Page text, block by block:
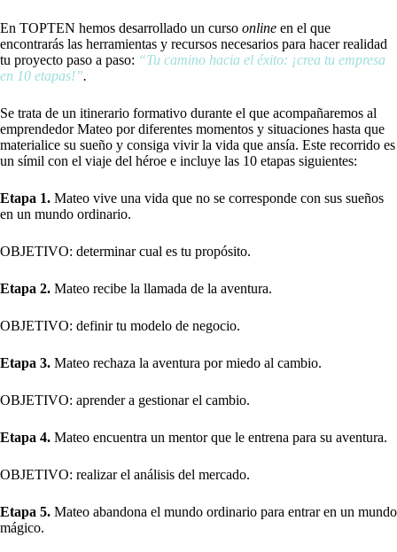
En TOPTEN hemos desarrollado un curso online en el que
encontrarás las herramientas y recursos necesarios para hacer realidad
tu proyecto paso a paso: “Tu camino hacia el éxito: ¡crea tu empresa
en 10 etapas!”.
Se trata de un itinerario formativo durante el que acompañaremos al
emprendedor Mateo por diferentes momentos y situaciones hasta que
materialice su sueño y consiga vivir la vida que ansía. Este recorrido es
un símil con el viaje del héroe e incluye las 10 etapas siguientes:
Etapa 1. Mateo vive una vida que no se corresponde con sus sueños
en un mundo ordinario.
OBJETIVO: determinar cual es tu propósito.
Etapa 2. Mateo recibe la llamada de la aventura.
OBJETIVO: definir tu modelo de negocio.
Etapa 3. Mateo rechaza la aventura por miedo al cambio.
OBJETIVO: aprender a gestionar el cambio.
Etapa 4. Mateo encuentra un mentor que le entrena para su aventura.
OBJETIVO: realizar el análisis del mercado.
Etapa 5. Mateo abandona el mundo ordinario para entrar en un mundo
mágico.